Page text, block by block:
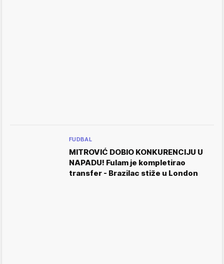
FUDBAL
MITROVIĆ DOBIO KONKURENCIJU U
NAPADU! Fulam je kompletirao
transfer - Brazilac stiže u London